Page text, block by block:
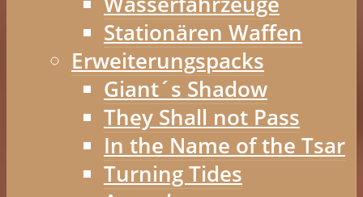
Stationären Waffen
Erweiterungspacks
Giant´s Shadow
They Shall not Pass
In the Name of the Tsar
Turning Tides